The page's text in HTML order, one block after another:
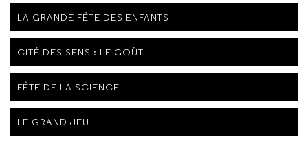
LA GRANDE FÊTE DES ENFANTS
CITÉ DES SENS : LE GOÛT
FÊTE DE LA SCIENCE
LE GRAND JEU